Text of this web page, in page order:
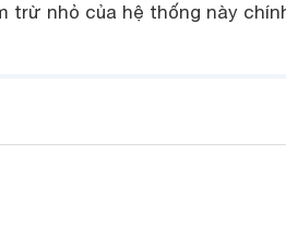
trừ nhỏ của hệ thống này